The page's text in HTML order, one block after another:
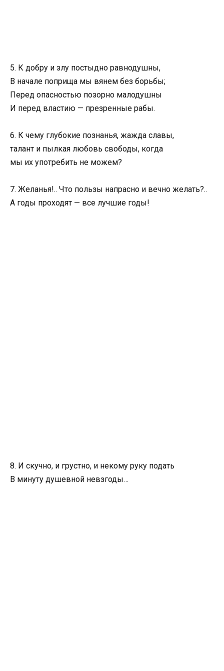
5. К добру и злу постыдно равнодушны,
В начале поприща мы вянем без борьбы;
Перед опасностью позорно малодушны
И перед властию — презренные рабы.
6. К чему глубокие познанья, жажда славы,
талант и пылкая любовь свободы, когда
мы их употребить не можем?
7. Желанья!.. Что пользы напрасно и вечно желать?..
А годы проходят — все лучшие годы!
8. И скучно, и грустно, и некому руку подать
В минуту душевной невзгоды…